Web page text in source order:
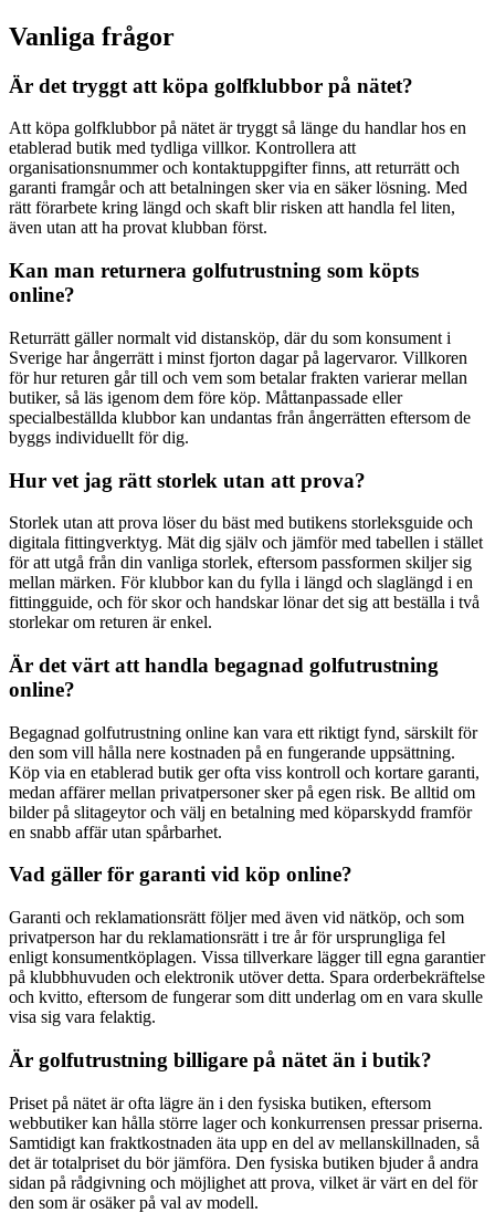
Vanliga frågor
Är det tryggt att köpa golfklubbor på nätet?
Att köpa golfklubbor på nätet är tryggt så länge du handlar hos en
etablerad butik med tydliga villkor. Kontrollera att
organisationsnummer och kontaktuppgifter finns, att returrätt och
garanti framgår och att betalningen sker via en säker lösning. Med
rätt förarbete kring längd och skaft blir risken att handla fel liten,
även utan att ha provat klubban först.
Kan man returnera golfutrustning som köpts
online?
Returrätt gäller normalt vid distansköp, där du som konsument i
Sverige har ångerrätt i minst fjorton dagar på lagervaror. Villkoren
för hur returen går till och vem som betalar frakten varierar mellan
butiker, så läs igenom dem före köp. Måttanpassade eller
specialbeställda klubbor kan undantas från ångerrätten eftersom de
byggs individuellt för dig.
Hur vet jag rätt storlek utan att prova?
Storlek utan att prova löser du bäst med butikens storleksguide och
digitala fittingverktyg. Mät dig själv och jämför med tabellen i stället
för att utgå från din vanliga storlek, eftersom passformen skiljer sig
mellan märken. För klubbor kan du fylla i längd och slaglängd i en
fittingguide, och för skor och handskar lönar det sig att beställa i två
storlekar om returen är enkel.
Är det värt att handla begagnad golfutrustning
online?
Begagnad golfutrustning online kan vara ett riktigt fynd, särskilt för
den som vill hålla nere kostnaden på en fungerande uppsättning.
Köp via en etablerad butik ger ofta viss kontroll och kortare garanti,
medan affärer mellan privatpersoner sker på egen risk. Be alltid om
bilder på slitageytor och välj en betalning med köparskydd framför
en snabb affär utan spårbarhet.
Vad gäller för garanti vid köp online?
Garanti och reklamationsrätt följer med även vid nätköp, och som
privatperson har du reklamationsrätt i tre år för ursprungliga fel
enligt konsumentköplagen. Vissa tillverkare lägger till egna garantier
på klubbhuvuden och elektronik utöver detta. Spara orderbekräftelse
och kvitto, eftersom de fungerar som ditt underlag om en vara skulle
visa sig vara felaktig.
Är golfutrustning billigare på nätet än i butik?
Priset på nätet är ofta lägre än i den fysiska butiken, eftersom
webbutiker kan hålla större lager och konkurrensen pressar priserna.
Samtidigt kan fraktkostnaden äta upp en del av mellanskillnaden, så
det är totalpriset du bör jämföra. Den fysiska butiken bjuder å andra
sidan på rådgivning och möjlighet att prova, vilket är värt en del för
den som är osäker på val av modell.